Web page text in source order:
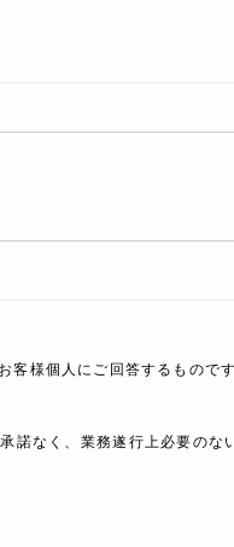
様個人にご回答するもので
諾なく、業務遂行上必要のな